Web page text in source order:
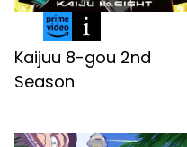
Kaijuu 8-gou 2nd
Season